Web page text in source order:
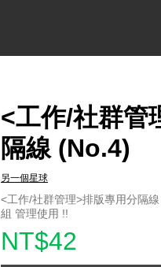
<工作/社群管
隔線 (No.4)
另一個星球
<工作/社群管理>排版專用分隔
組 管理使用 !!
NT$42